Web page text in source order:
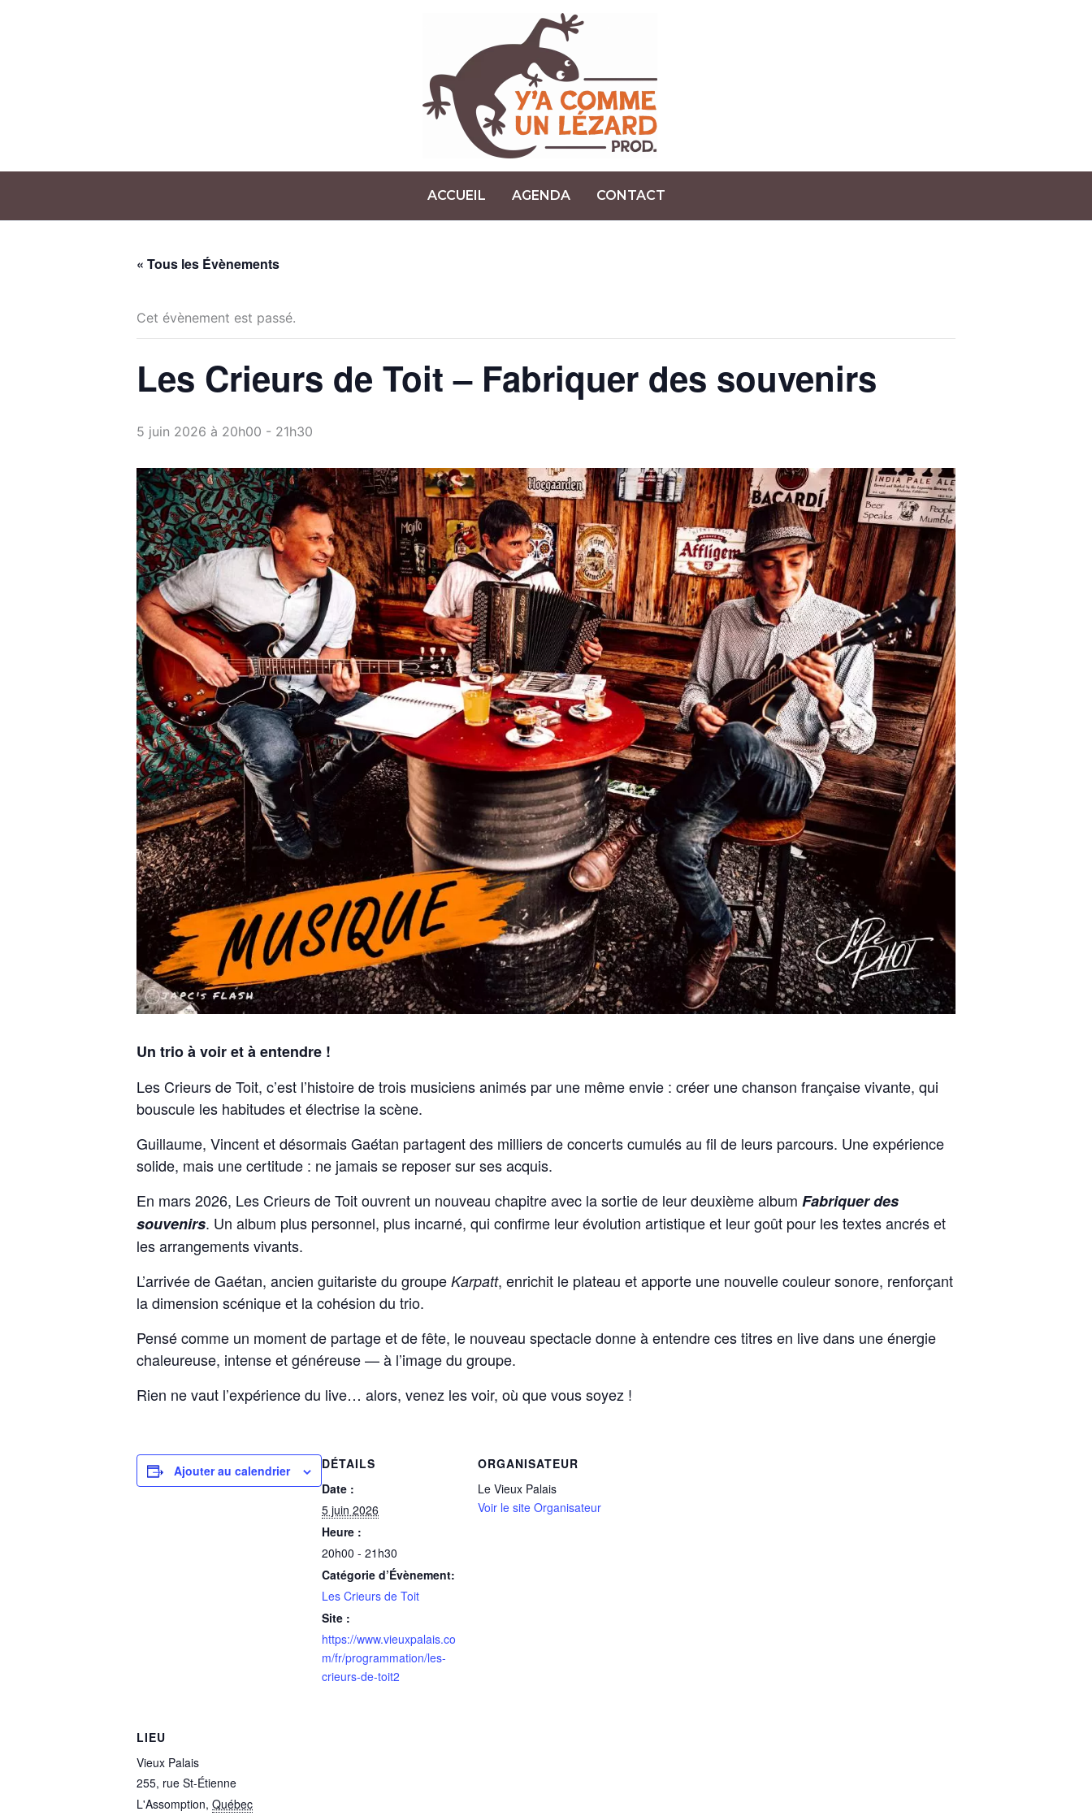
ACCUEIL AGENDA CONTACT
« Tous les Évènements
Cet évènement est passé.
Les Crieurs de Toit – Fabriquer des souvenirs
5 juin 2026 à 20h00 - 21h30
Un trio à voir et à entendre !
Les Crieurs de Toit, c’est l’histoire de trois musiciens animés par une même envie : créer une chanson française vivante, qui
bouscule les habitudes et électrise la scène.
Guillaume, Vincent et désormais Gaétan partagent des milliers de concerts cumulés au fil de leurs parcours. Une expérience
solide, mais une certitude : ne jamais se reposer sur ses acquis.
En mars 2026, Les Crieurs de Toit ouvrent un nouveau chapitre avec la sortie de leur deuxième album Fabriquer des
souvenirs. Un album plus personnel, plus incarné, qui confirme leur évolution artistique et leur goût pour les textes ancrés et
les arrangements vivants.
L’arrivée de Gaétan, ancien guitariste du groupe Karpatt, enrichit le plateau et apporte une nouvelle couleur sonore, renforçant
la dimension scénique et la cohésion du trio.
Pensé comme un moment de partage et de fête, le nouveau spectacle donne à entendre ces titres en live dans une énergie
chaleureuse, intense et généreuse — à l’image du groupe.
Rien ne vaut l’expérience du live… alors, venez les voir, où que vous soyez !
Ajouter au calendrier
DÉTAILS
Date :
5 juin 2026
Heure :
20h00 - 21h30
Catégorie d’Évènement:
Les Crieurs de Toit
Site :
https://www.vieuxpalais.co
m/fr/programmation/les-
crieurs-de-toit2
ORGANISATEUR
Le Vieux Palais
Voir le site Organisateur
LIEU
Vieux Palais
255, rue St-Étienne
L'Assomption, Québec